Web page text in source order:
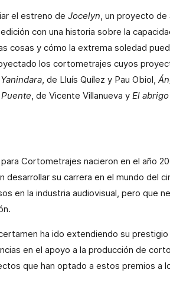
el estreno de Jocelyn, un proyecto de
con una historia sobre la
cosas y cómo la extrema soledad
los cortometrajes cuyos
Yanindara, de Lluís Quílez y Pau Obiol,
, de Vicente Villanueva y El
Cortometrajes nacieron en el año
desarrollar su carrera en el mundo del
en la industria audiovisual, pero que
ha ido extendiendo su prestigio
en el apoyo a la producción de
que han optado a estos premios a